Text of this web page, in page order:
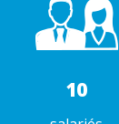
10